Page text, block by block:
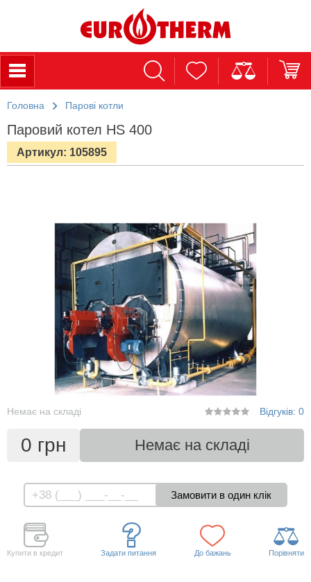
Головна Парові котли
Паровий котел HS 400
Артикул: 105895
Немає на складі Відгуків: 0
0 грн Немає на складі
Купити в кредит Задати питання До бажань Порівняти